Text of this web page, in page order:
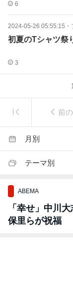
6
2024-05-26 05:55:15 ・
初夏のTシャツ祭
3
前
月別
テーマ別
ABEMA
「幸せ」中川
保里らが祝福